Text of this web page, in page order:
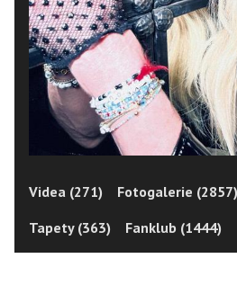
Videa (271) Fotogalerie (2857)
Tapety (363)
Fanklub (1444)